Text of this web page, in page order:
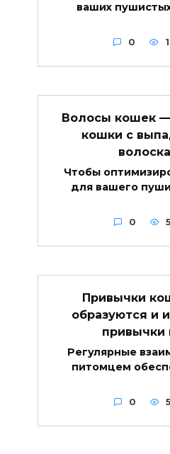
ваших
0
Волосы кошек
кошки с
Чтобы
для вашего
0
Привычки
образуются и
привычки
Регулярные
питомцем
0